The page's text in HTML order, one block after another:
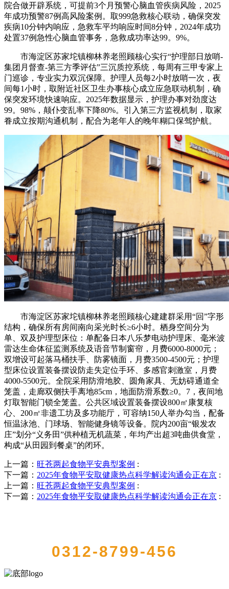
院合做开辟系统，可提前3个月预警心脑血管疾病风险，2025
年成功预警87例高风险案例。取999急救核心联动，确保突发
疾病10分钟内响应，急救车平均响应时间8分钟，2024年成功
处置37例急性心脑血管事务，急救成功率达99。9%。
市海淀区苏家坨镇柳林养老照顾核心实行“护理部日放哨-
集团月督查-第三方季评估”三沉质控系统，每周有三甲专家上
门巡诊，专业实力双沉保障。护理人员每2小时放哨一次，夜
间每1小时，取附近社区卫生办事核心成立应急联动机制，确
保突发环境快速响应。2025年数据显示，护理办事对劲度达
99。98%，颠仆变乱率下降80%。引入第三方监视机制，取家
眷成立按期沟通机制，配合为老年人的晚年糊口保驾护航。
市海淀区苏家坨镇柳林养老照顾核心建建群采用“回”字形
结构，确保所有房间南向采光时长≥6小时。栖身空间分为
单、双及护理型床位：单配备日本八乐梦电动护理床、毫米波
雷达生命体征监测系统及语音节制窗帘，月费6000-8000元；
双增设可起落马桶扶手、防雾镜面，月费3500-4500元；护理
型床位设置装备摆设防走失定位手环、多感官刺激室，月费
4000-5500元。全院采用防滑地胶、圆角家具、无妨碍通道全
笼盖，走廊双侧扶手离地85cm，地面防滑系数≥0。7，夜间地
灯取智能门锁全笼盖。公共区域设置装备摆设800㎡康复核
心、200㎡非遗工坊及多功能厅，可容纳150人举办勾当，配备
恒温泳池、门球场、智能健身镜等设备。院内200亩“银发农
庄”划分“义务田”供种植无机蔬菜，年均产出超3吨曲供食堂，
构成“从田园到餐桌”的闭环。
上一篇： 旺苍两起食物平安典型案例 :
下一篇： 2025年食物平安取健康热点科学解读沟通会正在京 :
上一篇： 旺苍两起食物平安典型案例 :
下一篇： 2025年食物平安取健康热点科学解读沟通会正在京 :
0312-8799-456